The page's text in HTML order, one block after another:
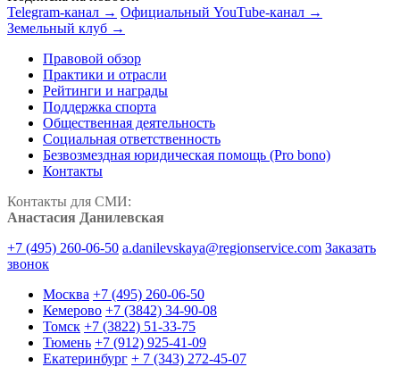
Telegram-канал → Официальный YouTube-канал →
Земельный клуб →
Правовой обзор
Практики и отрасли
Рейтинги и награды
Поддержка спорта
Общественная деятельность
Социальная ответственность
Безвозмездная юридическая помощь (Pro bono)
Контакты
Контакты для СМИ:
Анастасия Данилевская
+7 (495) 260-06-50 a.danilevskaya@regionservice.com Заказать
звонок
Москва +7 (495) 260-06-50
Кемерово +7 (3842) 34-90-08
Томск +7 (3822) 51-33-75
Тюмень +7 (912) 925-41-09
Екатеринбург + 7 (343) 272-45-07